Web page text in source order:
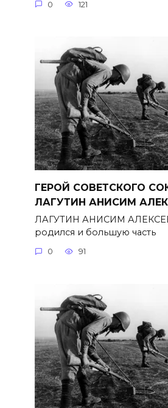
0 121
ГЕРОЙ СОВЕТСКОГО
ЛАГУТИН АНИСИМ
ЛАГУТИН АНИСИМ
родился и большую часть
0 91